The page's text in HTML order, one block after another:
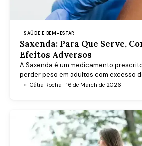
SAÚDE E BEM-ESTAR
Saxenda: Para Que Serve,
Efeitos Adversos
A Saxenda é um medicamento
perder peso em adultos com excesso
obesidade. Saiba como funciona, como
C Cátia Rocha · 16 de March de 2026